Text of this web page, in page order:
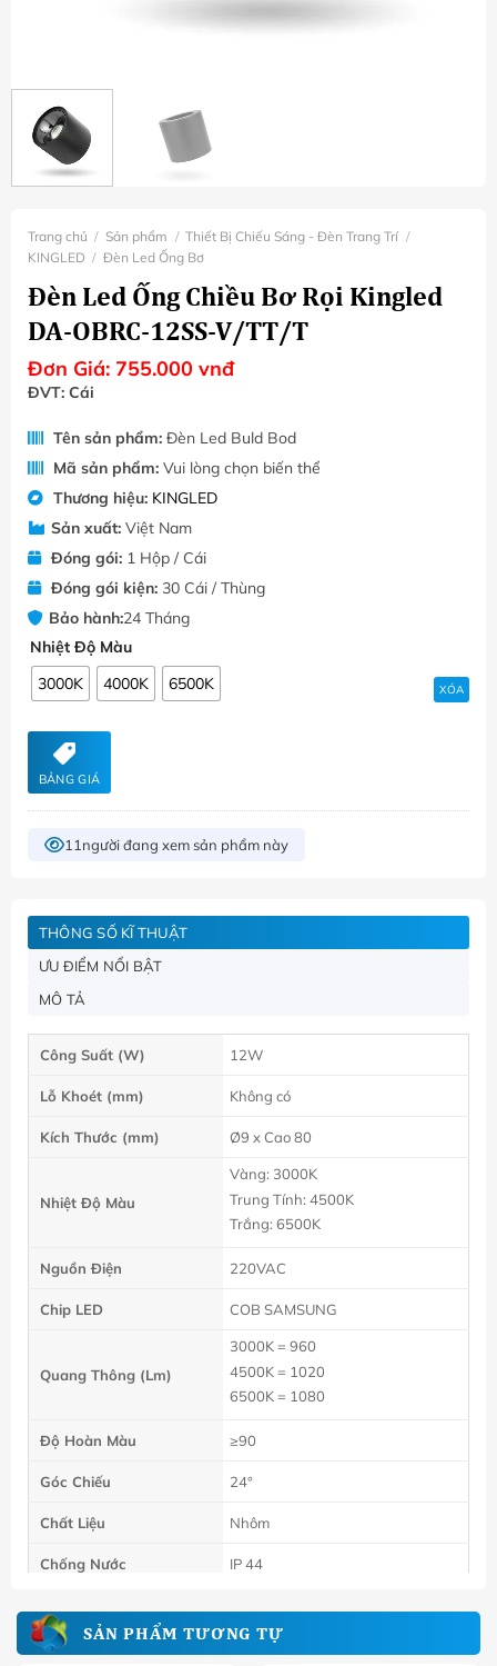
Trang chủ / Sản phẩm / Thiết Bị Chiếu Sáng - Đèn Trang Trí /
KINGLED / Đèn Led Ống Bơ
Đèn Led Ống Chiều Bơ Rọi Kingled
DA-OBRC-12SS-V/TT/T
Đơn Giá: 755.000 vnđ
ĐVT: Cái
Tên sản phẩm:Đèn Led Buld Bod
Mã sản phẩm: Vui lòng chọn biến thể
Thương hiệu: KINGLED
Sản xuất:Việt Nam
Đóng gói:1 Hộp / Cái
Đóng gói kiện:30 Cái / Thùng
Bảo hành:24 Tháng
Nhiệt Độ Màu
3000K
4000K 6500K XÓA
BẢNG GIÁ
11 người đang xem sản phẩm này
THÔNG SỐ KĨ THUẬT
ƯU ĐIỂM NỔI BẬT
MÔ TẢ
Công Suất (W) 12W
Lỗ Khoét (mm) Không có
Kích Thước (mm) Ø9 x Cao 80
Nhiệt Độ Màu
Vàng: 3000K
Trung Tính: 4500K
Trắng: 6500K
Nguồn Điện 220VAC
Chip LED COB SAMSUNG
Quang Thông (Lm)
3000K = 960
4500K = 1020
6500K = 1080
Độ Hoàn Màu ≥90
Góc Chiếu 24°
Chất Liệu Nhôm
Chống Nước IP 44
SẢN PHẨM TƯƠNG TỰ